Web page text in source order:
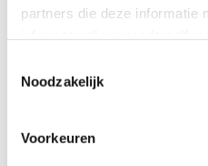
partners die deze informatie
Noodzakelijk
Voorkeuren
Het Makarska
barokstijl gebouwde